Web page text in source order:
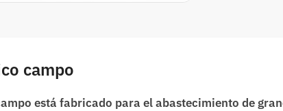
campo
está fabricado para el abastecimiento de